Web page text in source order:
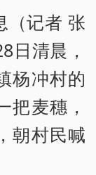
（记者 张
日清晨，
杨冲村的
把麦穗，
朝村民喊